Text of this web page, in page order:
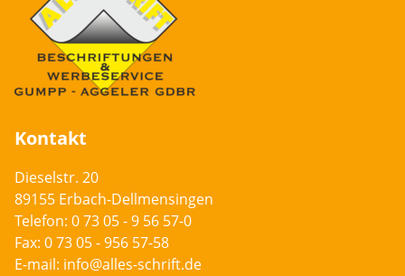
Kontakt
Dieselstr. 20
89155 Erbach-Dellmensingen
Telefon: 0 73 05 - 9 56 57-0
Fax: 0 73 05 - 956 57-58
E-mail: info@alles-schrift.de